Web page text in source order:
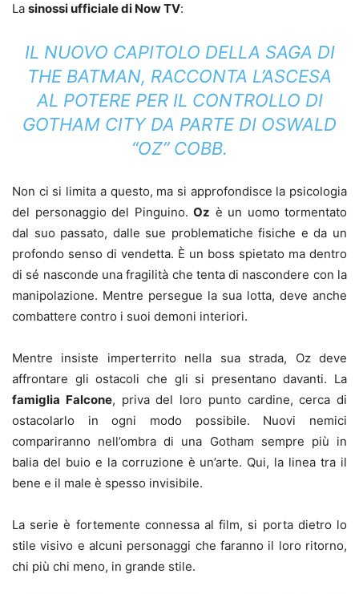
La sinossi ufficiale di Now TV:
IL NUOVO CAPITOLO DELLA SAGA DI
THE BATMAN, RACCONTA L’ASCESA
AL POTERE PER IL CONTROLLO DI
GOTHAM CITY DA PARTE DI OSWALD
“OZ” COBB.
Non ci si limita a questo, ma si approfondisce la psicologia
del personaggio del Pinguino. Oz è un uomo tormentato
dal suo passato, dalle sue problematiche fisiche e da un
profondo senso di vendetta. È un boss spietato ma dentro
di sé nasconde una fragilità che tenta di nascondere con la
manipolazione. Mentre persegue la sua lotta, deve anche
combattere contro i suoi demoni interiori.
Mentre insiste imperterrito nella sua strada, Oz deve
affrontare gli ostacoli che gli si presentano davanti. La
famiglia Falcone, priva del loro punto cardine, cerca di
ostacolarlo in ogni modo possibile. Nuovi nemici
compariranno nell’ombra di una Gotham sempre più in
balia del buio e la corruzione è un’arte. Qui, la linea tra il
bene e il male è spesso invisibile.
La serie è fortemente connessa al film, si porta dietro lo
stile visivo e alcuni personaggi che faranno il loro ritorno,
chi più chi meno, in grande stile.